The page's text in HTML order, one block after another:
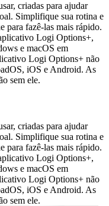
criadas para ajudar
Simplifique sua rotina e
para fazê-las mais rápido.
Logi Options+,
e macOS em
Logi Options+ não
iOS e Android. As
sem ele.
criadas para ajudar
Simplifique sua rotina e
para fazê-las mais rápido.
Logi Options+,
e macOS em
Logi Options+ não
iOS e Android. As
sem ele.